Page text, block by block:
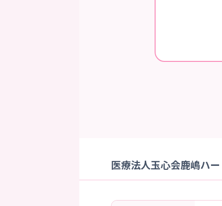
医療法人玉心会鹿嶋ハ